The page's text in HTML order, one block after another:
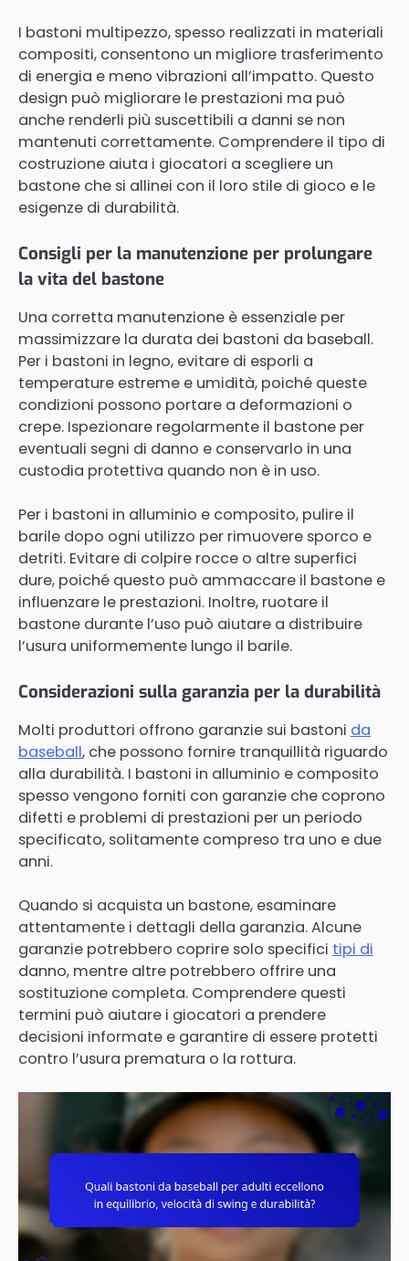
I bastoni multipezzo, spesso realizzati in materiali
compositi, consentono un migliore trasferimento
di energia e meno vibrazioni all’impatto. Questo
design può migliorare le prestazioni ma può
anche renderli più suscettibili a danni se non
mantenuti correttamente. Comprendere il tipo di
costruzione aiuta i giocatori a scegliere un
bastone che si allinei con il loro stile di gioco e le
esigenze di durabilità.
Consigli per la manutenzione per prolungare
la vita del bastone
Una corretta manutenzione è essenziale per
massimizzare la durata dei bastoni da baseball.
Per i bastoni in legno, evitare di esporli a
temperature estreme e umidità, poiché queste
condizioni possono portare a deformazioni o
crepe. Ispezionare regolarmente il bastone per
eventuali segni di danno e conservarlo in una
custodia protettiva quando non è in uso.
Per i bastoni in alluminio e composito, pulire il
barile dopo ogni utilizzo per rimuovere sporco e
detriti. Evitare di colpire rocce o altre superfici
dure, poiché questo può ammaccare il bastone e
influenzare le prestazioni. Inoltre, ruotare il
bastone durante l’uso può aiutare a distribuire
l’usura uniformemente lungo il barile.
Considerazioni sulla garanzia per la durabilità
Molti produttori offrono garanzie sui bastoni da
baseball, che possono fornire tranquillità riguardo
alla durabilità. I bastoni in alluminio e composito
spesso vengono forniti con garanzie che coprono
difetti e problemi di prestazioni per un periodo
specificato, solitamente compreso tra uno e due
anni.
Quando si acquista un bastone, esaminare
attentamente i dettagli della garanzia. Alcune
garanzie potrebbero coprire solo specifici tipi di
danno, mentre altre potrebbero offrire una
sostituzione completa. Comprendere questi
termini può aiutare i giocatori a prendere
decisioni informate e garantire di essere protetti
contro l’usura prematura o la rottura.